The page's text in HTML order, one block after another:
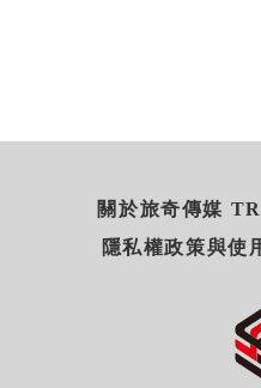
關於旅奇傳媒
隱私權政策與使